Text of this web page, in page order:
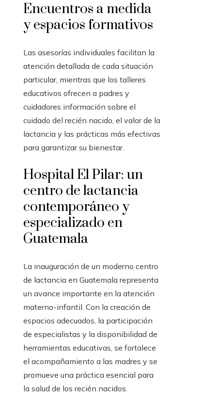
Encuentros a medida
y espacios formativos
Las asesorías individuales facilitan la
atención detallada de cada situación
particular, mientras que los talleres
educativos ofrecen a padres y
cuidadores información sobre el
cuidado del recién nacido, el valor de la
lactancia y las prácticas más efectivas
para garantizar su bienestar.
Hospital El Pilar: un
centro de lactancia
contemporáneo y
especializado en
Guatemala
La inauguración de un moderno centro
de lactancia en Guatemala representa
un avance importante en la atención
materno-infantil. Con la creación de
espacios adecuados, la participación
de especialistas y la disponibilidad de
herramientas educativas, se fortalece
el acompañamiento a las madres y se
promueve una práctica esencial para
la salud de los recién nacidos.